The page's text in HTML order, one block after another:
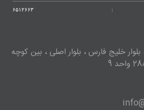
: ۶۵۱۲۶۶۳
بلوار خلیج فارس ، بلوار اصلی ، بین کوچه